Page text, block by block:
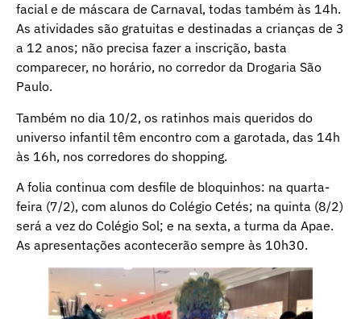
facial e de máscara de Carnaval, todas também às 14h.
As atividades são gratuitas e destinadas a crianças de 3
a 12 anos; não precisa fazer a inscrição, basta
comparecer, no horário, no corredor da Drogaria São
Paulo.
Também no dia 10/2, os ratinhos mais queridos do
universo infantil têm encontro com a garotada, das 14h
às 16h, nos corredores do shopping.
A folia continua com desfile de bloquinhos: na quarta-
feira (7/2), com alunos do Colégio Cetés; na quinta (8/2)
será a vez do Colégio Sol; e na sexta, a turma da Apae.
As apresentações acontecerão sempre às 10h30.